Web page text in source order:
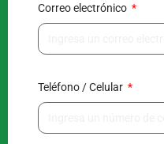
Correo electrónico
Teléfono / Celular